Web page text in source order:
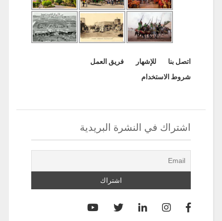
اتصل بنا للإشهار
فريق العمل
شروط الاستخدام
اشتراك في النشرة البريدية